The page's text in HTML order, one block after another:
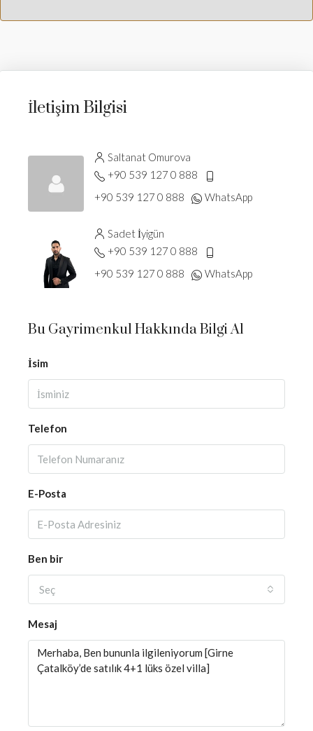
İletişim Bilgisi
Saltanat Omurova
+90 539 127 0 888
+90 539 127 0 888
WhatsApp
Sadet İyigün
+90 539 127 0 888
+90 539 127 0 888
WhatsApp
Bu Gayrimenkul Hakkında Bilgi Al
İsim
Telefon
E-Posta
Ben bir
Seç
Mesaj